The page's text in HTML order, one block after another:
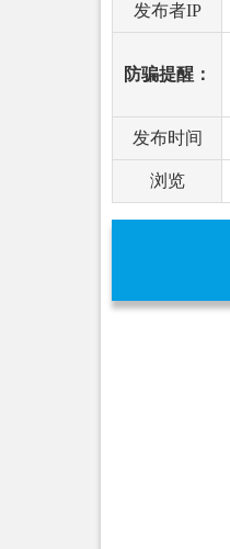
发布者IP
防骗提醒：
发布时间
浏览